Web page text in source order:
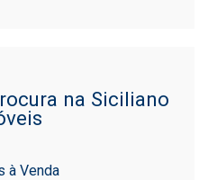
na Siciliano
à Venda